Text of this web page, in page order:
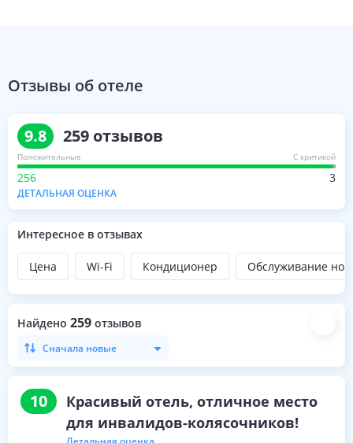
Отзывы об отеле
9.8 259 отзывов
Положительные С критикой
256 3
ДЕТАЛЬНАЯ ОЦЕНКА
Интересное в отзывах
Цена Wi-Fi Кондиционер Обслуживание
Найдено 259 отзывов
Сначала новые
10
Красивый отель, отличное место
для инвалидов-колясочников!